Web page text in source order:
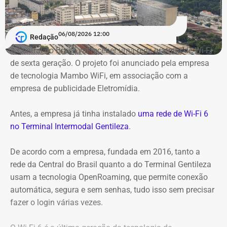
Captura de tela da publicação de André Janones, utilizado como prova na
representação de Alana Passos — Foto: Reprodução
Redação06/08/2026 12:00
A Central do Brasil vai receber uma rede gratuita de Wi-Fi
de sexta geração. O projeto foi anunciado pela empresa
de tecnologia Mambo WiFi, em associação com a
empresa de publicidade Eletromídia.
Antes, a empresa já tinha instalado uma rede de Wi-Fi 6
no Terminal Intermodal Gentileza.
De acordo com a empresa, fundada em 2016, tanto a
rede da Central do Brasil quanto a do Terminal Gentileza
usam a tecnologia OpenRoaming, que permite conexão
automática, segura e sem senhas, tudo isso sem precisar
fazer o login várias vezes.